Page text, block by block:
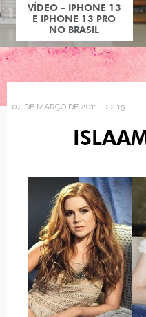
VÍDEO – IPHONE 13
E IPHONE 13 PRO
NO BRASIL
02 DE MARÇO DE 2011 - 22:15